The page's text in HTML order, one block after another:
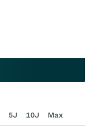
5J 10J Max